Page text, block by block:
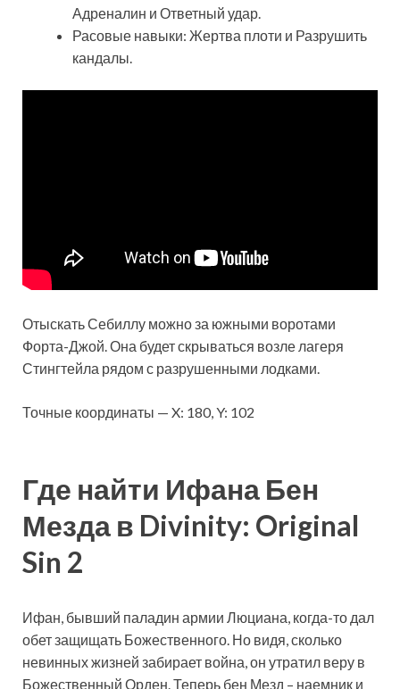
Адреналин и Ответный удар.
Расовые навыки: Жертва плоти и Разрушить
кандалы.
Отыскать Себиллу можно за южными воротами
Форта-Джой. Она будет скрываться возле лагеря
Стингтейла рядом с разрушенными лодками.
Точные координаты — X: 180, Y: 102
Где найти Ифана Бен
Мезда в Divinity: Original
Sin 2
Ифан, бывший паладин армии Люциана, когда-то дал
обет защищать Божественного. Но видя, сколько
невинных жизней забирает война, он утратил веру в
Божественный Орден. Теперь бен Мезд – наемник и